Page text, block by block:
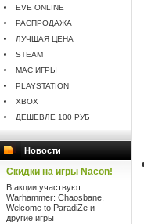
EVE ONLINE
РАСПРОДАЖА
ЛУЧШАЯ ЦЕНА
STEAM
MAC ИГРЫ
PLAYSTATION
XBOX
ДЕШЕВЛЕ 100 РУБ
Новости
Скидки на игры Nacon!
В акции участвуют
Warhammer: Chaosbane,
Welcome to ParadiZe и
другие игры